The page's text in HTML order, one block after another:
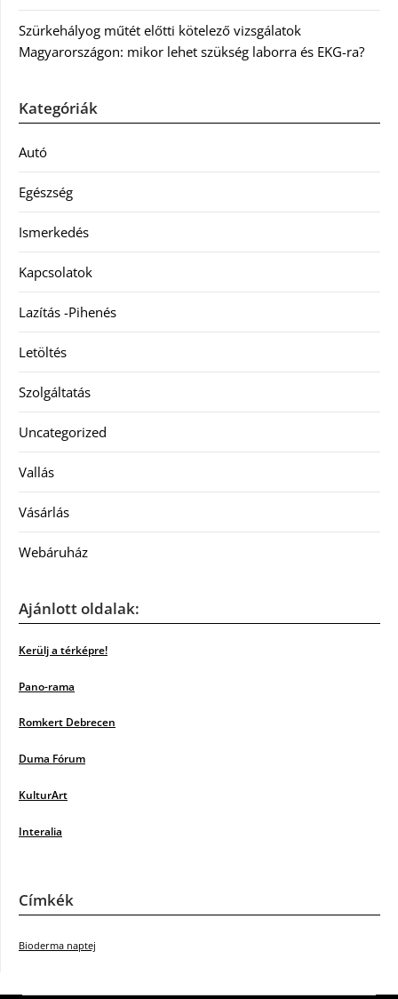
Szürkehályog műtét előtti kötelező vizsgálatok
Magyarországon: mikor lehet szükség laborra és EKG-ra?
Kategóriák
Autó
Egészség
Ismerkedés
Kapcsolatok
Lazítás -Pihenés
Letöltés
Szolgáltatás
Uncategorized
Vallás
Vásárlás
Webáruház
Ajánlott oldalak:
Kerülj a térképre!
Pano-rama
Romkert Debrecen
Duma Fórum
KulturArt
Interalia
Címkék
Bioderma naptej